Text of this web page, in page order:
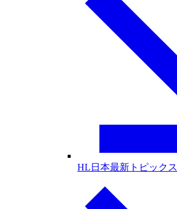
HL日本最新トピックス